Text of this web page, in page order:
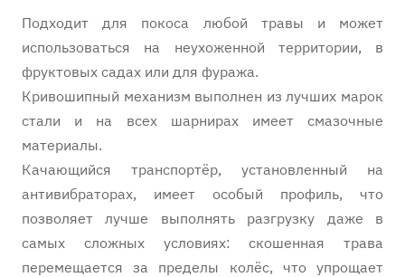
Подходит для покоса любой травы и может
использоваться на неухоженной территории, в
фруктовых садах или для фуража.
Кривошипный механизм выполнен из лучших марок
стали и на всех шарнирах имеет смазочные
материалы.
Качающийся транспортёр, установленный на
антивибраторах, имеет особый профиль, что
позволяет лучше выполнять разгрузку даже в
самых сложных условиях: скошенная трава
перемещается за пределы колёс, что упрощает